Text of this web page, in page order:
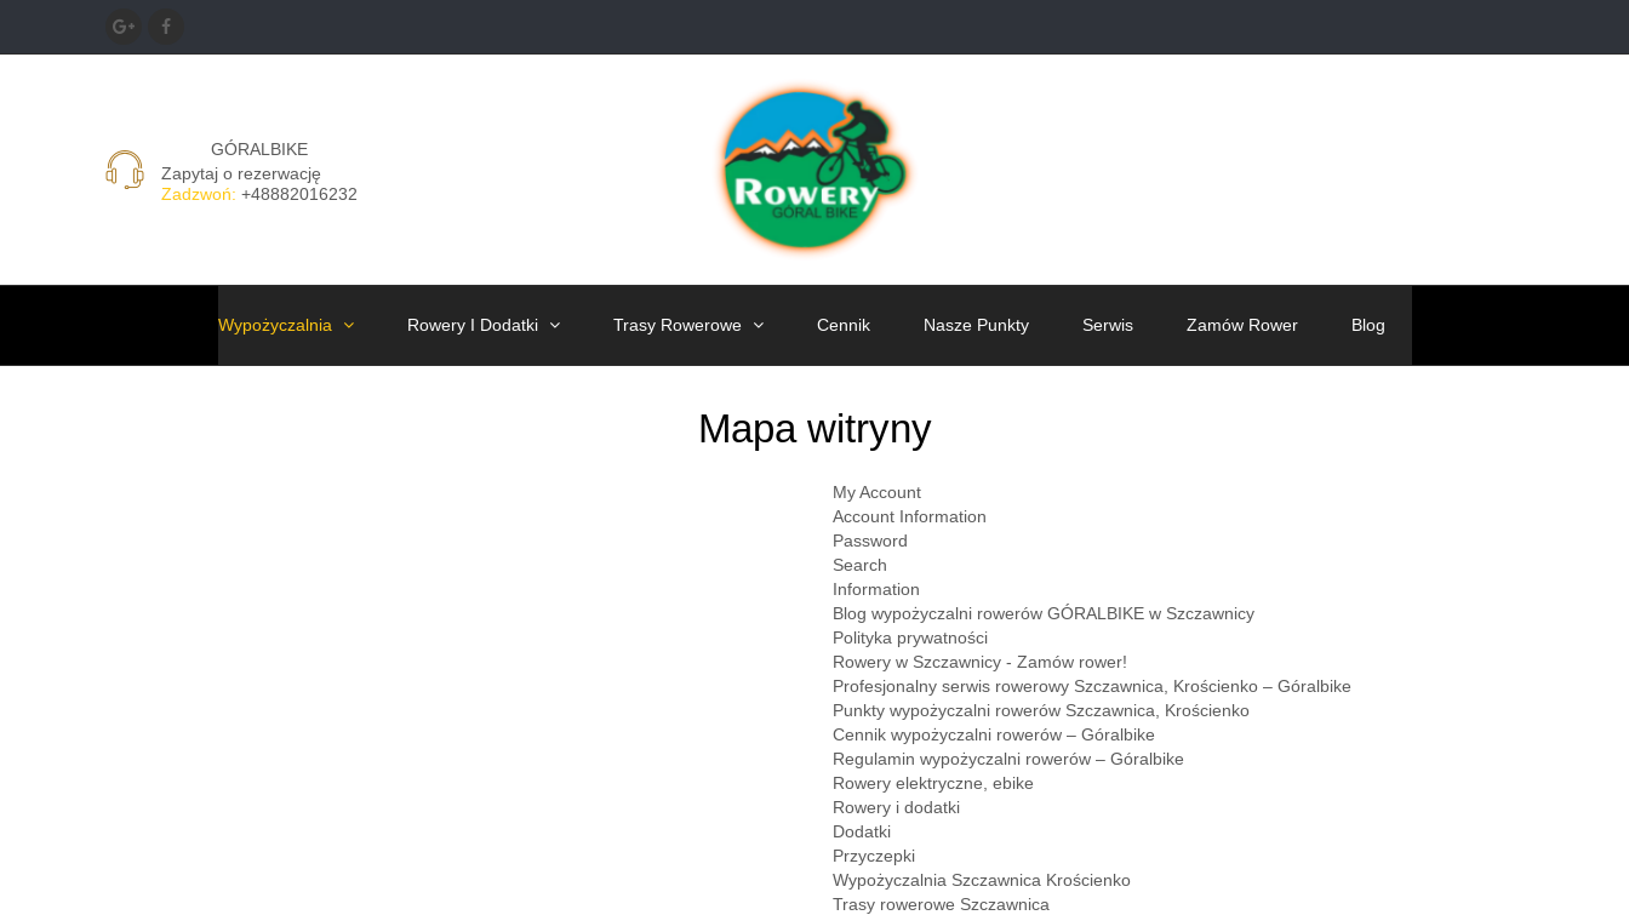
GÓRALBIKE
Zapytaj o rezerwację
Zadzwoń: +48882016232
Wypożyczalnia Rowery I Dodatki Trasy Rowerowe Cennik Nasze Punkty Serwis Zamów Rower Blog
Mapa witryny
My Account
Account Information
Password
Search
Information
Blog wypożyczalni rowerów GÓRALBIKE w Szczawnicy
Polityka prywatności
Rowery w Szczawnicy - Zamów rower!
Profesjonalny serwis rowerowy Szczawnica, Krościenko – Góralbike
Punkty wypożyczalni rowerów Szczawnica, Krościenko
Cennik wypożyczalni rowerów – Góralbike
Regulamin wypożyczalni rowerów – Góralbike
Rowery elektryczne, ebike
Rowery i dodatki
Dodatki
Przyczepki
Wypożyczalnia Szczawnica Krościenko
Trasy rowerowe Szczawnica